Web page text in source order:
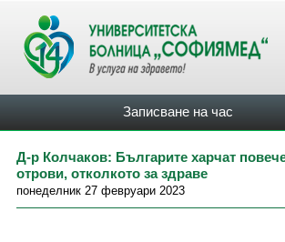
Записване на час
Д-р Колчаков: Българите харчат
отрови, отколкото за здраве
понеделник 27 февруари 2023